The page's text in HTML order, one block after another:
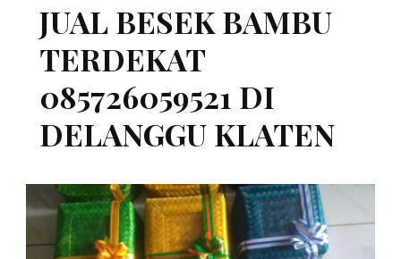
JUAL BESEK BAMBU
TERDEKAT
085726059521 DI
DELANGGU KLATEN